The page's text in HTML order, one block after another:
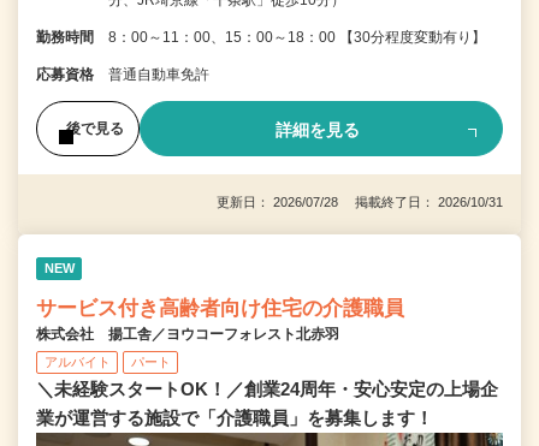
勤務時間 8：00～11：00、15：00～18：00 【30分程度変動有り】
応募資格 普通自動車免許
後で見る 詳細を見る
更新日： 2026/07/28 掲載終了日： 2026/10/31
NEW
サービス付き高齢者向け住宅の介護職員
株式会社 揚工舎／ヨウコーフォレスト北赤羽
アルバイト パート
＼未経験スタートOK！／創業24周年・安心安定の上場企
業が運営する施設で「介護職員」を募集します！